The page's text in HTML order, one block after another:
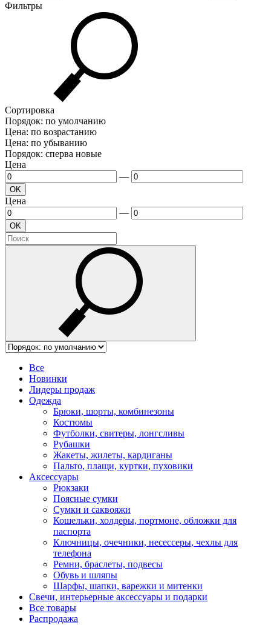
Фильтры
Сортировка
Порядок: по умолчанию
Цена: по возрастанию
Цена: по убыванию
Порядок: сперва новые
Цена
—
OK
Цена
—
OK
Все
Новинки
Лидеры продаж
Одежда
Брюки, шорты, комбинезоны
Костюмы
Футболки, свитеры, лонгсливы
Рубашки
Жакеты, жилеты, кардиганы
Пальто, плащи, куртки, пуховики
Аксессуары
Рюкзаки
Поясные сумки
Сумки и саквояжи
Кошельки, холдеры, портмоне, обложки для
паспорта
Ключницы, очечники, несессеры, чехлы для
телефона
Ремни, браслеты, подвесы
Обувь и шляпы
Шарфы, шапки, варежки и митенки
Cвечи, интерьерные аксессуары и подарки
Все товары
Распродажа